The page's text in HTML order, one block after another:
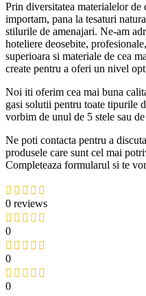
Prin diversitatea materialelor de
importam, pana la tesaturi
stilurile de amenajari. Ne-am
hoteliere deosebite,
superioara si materiale de cea
create pentru a oferi un nivel
Noi iti oferim cea mai buna
gasi solutii pentru toate tipurile
vorbim de unul de 5 stele sau
Ne poti contacta pentru a
produsele care sunt cel mai
Completeaza formularul si te
0 reviews
0
0
0